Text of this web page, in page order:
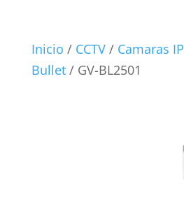
Inicio / CCTV/ Camaras IP
Bullet/ GV-BL2501